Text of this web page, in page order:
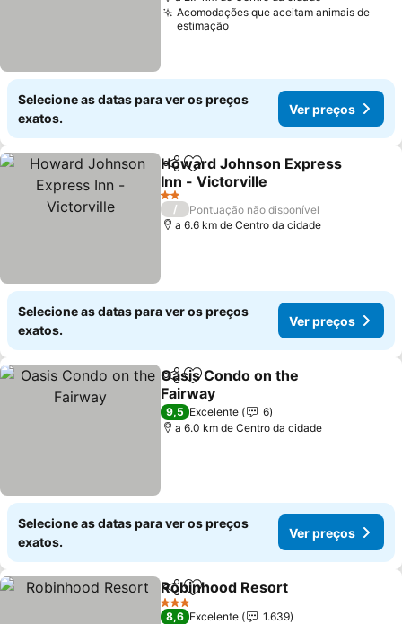
Acomodações que aceitam animais de
estimação
Selecione as datas para ver os preços
exatos.
Ver preços
PartilharAdicionar aos favoritos
Howard Johnson Express
Inn - Victorville
Ver preços
2 Estrelas
/
Pontuação não disponível
a 6.6 km de Centro da cidade
Selecione as datas para ver os preços
exatos.
Ver preços
PartilharAdicionar aos favoritos
Oasis Condo on the
Fairway
Ver preços
9,5 Excelente
6
a 6.0 km de Centro da cidade
Selecione as datas para ver os preços
exatos.
Ver preços
PartilharAdicionar aos favoritos
Robinhood Resort
3 Estrelas
8,6 Excelente
1.639